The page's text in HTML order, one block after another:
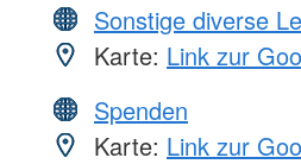
Sonstige diverse
Karte: Link zur
Spenden
Karte: Link zur